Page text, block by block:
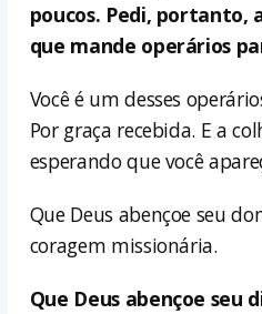
poucos. Pedi, portanto,
que mande operários
Você é um desses
Por graça recebida. E a
esperando que você
Que Deus abençoe seu
coragem missionária.
Que Deus abençoe seu